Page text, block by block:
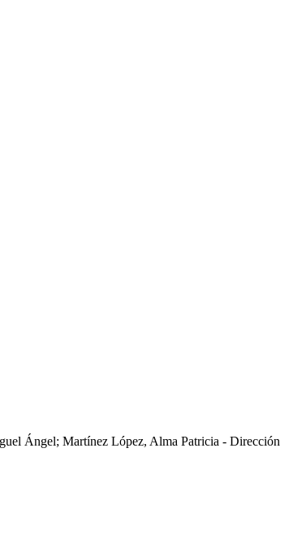
Ángel; Martínez López, Alma Patricia - Dirección